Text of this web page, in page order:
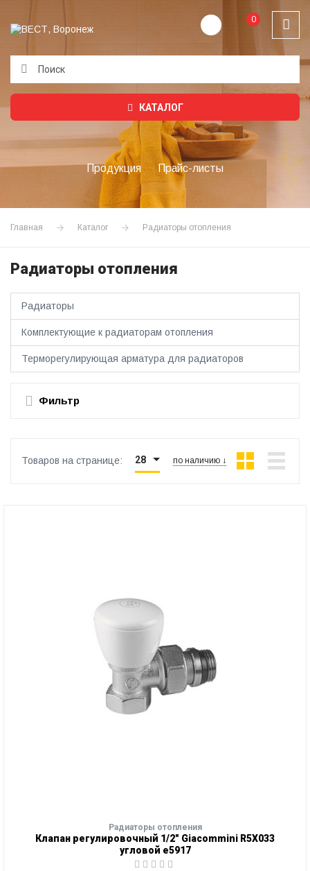
0
КАТАЛОГ
Продукция Прайс-листы
Главная Каталог Радиаторы отопления
Радиаторы отопления
Радиаторы
Комплектующие к радиаторам отопления
Терморегулирующая арматура для радиаторов
Фильтр
Товаров на странице: 28 по наличию ↓
Радиаторы отопления
Клапан регулировочный 1/2" Giacommini R5X033
угловой е5917